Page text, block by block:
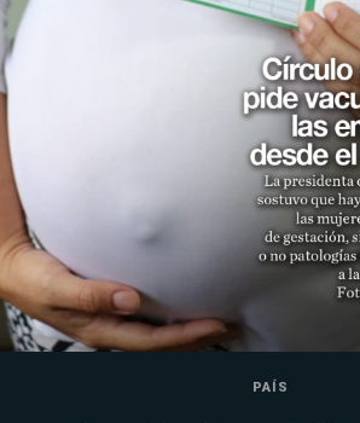
PAÍS